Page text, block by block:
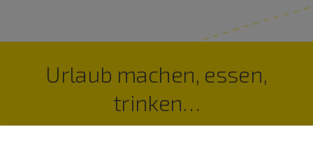
Urlaub machen, essen,
trinken…